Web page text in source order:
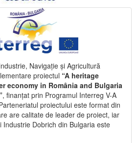
Navigație și Agricultură
proiectul “A heritage
economy in România and Bulgaria
, finanțat prin Programul Interreg V-A
proiectului este format din
are calitate de leader de proiect, iar
Industrie Dobrich din Bulgaria este